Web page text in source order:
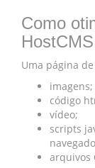
Como
Uma página
imagens;
código
vídeo;
scripts
arquivos